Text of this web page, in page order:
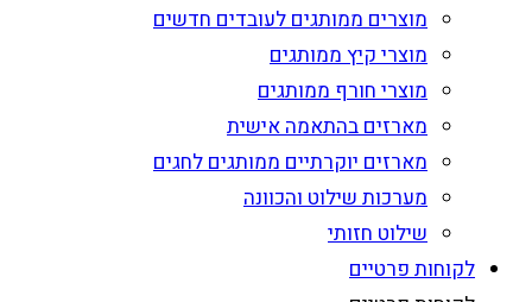
מוצרים ממותגים לעובדים חדשים
מוצרי קיץ ממותגים
מוצרי חורף ממותגים
מארזים בהתאמה אישית
מארזים יוקרתיים ממותגים לחגים
מערכות שילוט והכוונה
שילוט חזותי
לקוחות פרטיים